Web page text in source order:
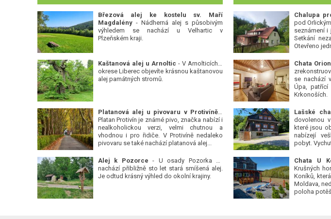
Březová alej ke kostelu sv. Maří
Magdalény- Nádherná alej s působivým
výhledem se nachází u Velhartic v
Plzeňském kraji.
Kaštanová alej u Arnoltic - V Arnolticích v
okrese Liberec objevíte krásnou kaštanovou
alej památných stromů.
Platanová alej u pivovaru v Protivíně-
Platan Protivín je známé pivo, značka nabízí i
nealkoholickou verzi, velmi chutnou a
vhodnou i pro řidiče. V Protivíně nedaleko
pivovaru se také nachází platanová alej...
Alej k Pozorce - U osady Pozorka se
nachází přibližně sto let stará smíšená alej.
Je odtud krásný výhled do okolní krajiny.
Chalupa
pod
seznámení i
Setkání
Otevřeno
Chata Orion
se nachází
Úpa,
Krkonoších.
Lašské
dovolenou
které jsou
nabízejí
pobyt.
Chata U
Krušných
Koníků,
Moldava,
poloha